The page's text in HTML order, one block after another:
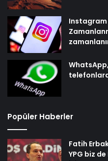
Instagram
Popüler Haberler
Fatih
YPG biz